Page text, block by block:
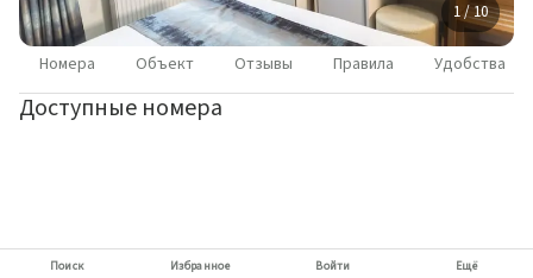
1 / 10
Номера Объект Отзывы Правила Удобства
Доступные номера
Поиск Избранное Войти Ещё